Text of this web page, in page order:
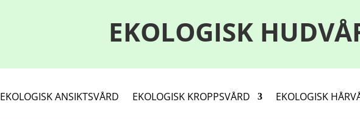
EKOLOGISK
EKOLOGISK ANSIKTSVÅRD EKOLOGISK KROPPSVÅRD EKOLOGISK